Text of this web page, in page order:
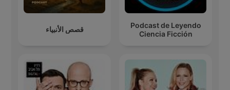
قصص الأنبياء
Podcast de Leyendo
Ciencia Ficción